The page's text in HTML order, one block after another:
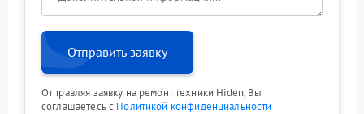
Отправить заявку
Отправляя заявку на ремонт техники Hiden, Вы
соглашаетесь с Политикой конфиденциальности